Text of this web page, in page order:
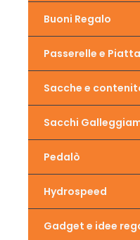
Buoni Regalo
Passerelle e
Sacche e
Sacchi
Pedalò
Hydrospeed
Gadget e idee